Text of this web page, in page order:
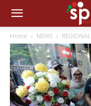
Home NEWS REGIONAL